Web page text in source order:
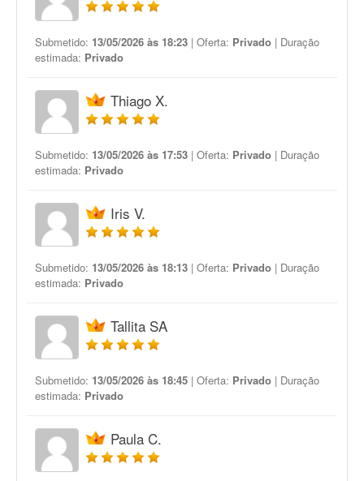
Submetido: 13/05/2026 às 18:23 | Oferta: Privado | Duração
estimada: Privado
Thiago X.
Submetido: 13/05/2026 às 17:53 | Oferta: Privado | Duração
estimada: Privado
Iris V.
Submetido: 13/05/2026 às 18:13 | Oferta: Privado | Duração
estimada: Privado
Tallita SA
Submetido: 13/05/2026 às 18:45 | Oferta: Privado | Duração
estimada: Privado
Paula C.